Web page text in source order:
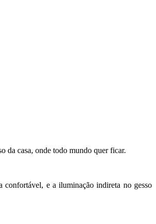
da casa, onde todo mundo quer ficar.
confortável, e a iluminação indireta no gesso